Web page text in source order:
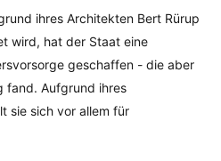
ihres Architekten Bert Rürup
wird, hat der Staat eine
geschaffen - die aber
fand. Aufgrund ihres
sie sich vor allem für